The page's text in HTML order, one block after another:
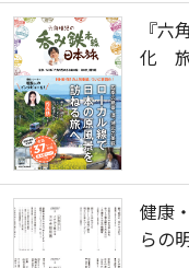
『六
化 旅
健康
らの